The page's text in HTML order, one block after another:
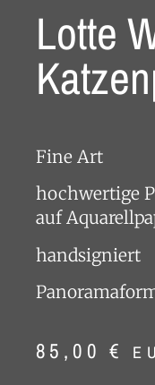
Lotte
Fine Art
hochwertige
auf
handsigniert
85,00€